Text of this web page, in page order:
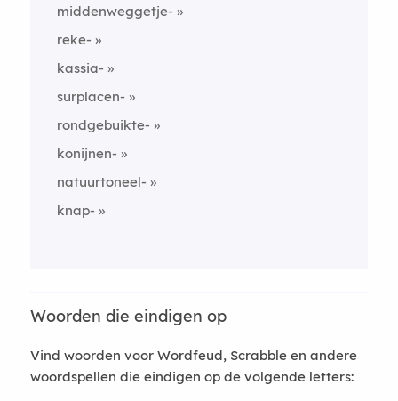
middenweggetje-
reke-
kassia-
surplacen-
rondgebuikte-
konijnen-
natuurtoneel-
knap-
Woorden die eindigen op
Vind woorden voor Wordfeud, Scrabble en andere
woordspellen die eindigen op de volgende letters: